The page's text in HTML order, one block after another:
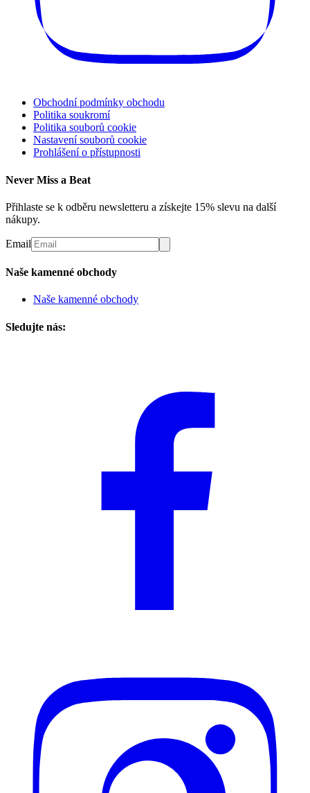
Obchodní podmínky obchodu
Politika soukromí
Politika souborů cookie
Nastavení souborů cookie
Prohlášení o přístupnosti
Never Miss a Beat
Přihlaste se k odběru newsletteru a získejte 15% slevu na další
nákupy.
Email
Naše kamenné obchody
Naše kamenné obchody
Sledujte nás: